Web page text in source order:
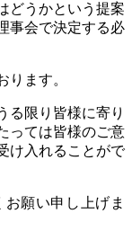
どうかという提案
事会で決定する必
ります。
る限り皆様に寄り
っては皆様のご意
け入れることがで
願い申し上げま